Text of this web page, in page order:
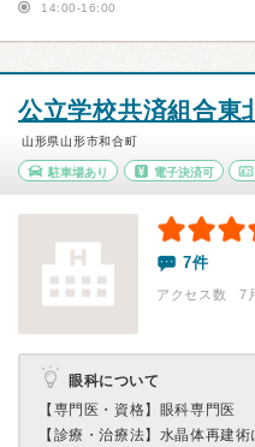
14:00-16:00
公立学校共済組合東
山形県山形市和合町
駐車場あり 電子決済可
7件
アクセス数 7
眼科について
【専門医・資格】 眼科専門医
【診療・治療法】 水晶体再建術